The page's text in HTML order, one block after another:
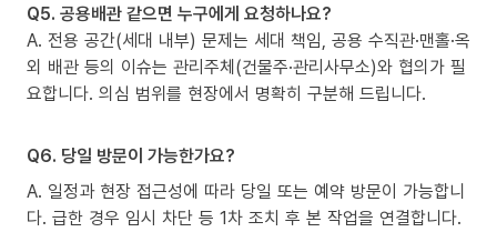
Q5. 공용배관 같으면 누구에게 요청하나요?
A. 전용 공간(세대 내부) 문제는 세대 책임, 공용 수직관·맨홀·옥
외 배관 등의 이슈는 관리주체(건물주·관리사무소)와 협의가 필
요합니다. 의심 범위를 현장에서 명확히 구분해 드립니다.
Q6. 당일 방문이 가능한가요?
A. 일정과 현장 접근성에 따라 당일 또는 예약 방문이 가능합니
다. 급한 경우 임시 차단 등 1차 조치 후 본 작업을 연결합니다.